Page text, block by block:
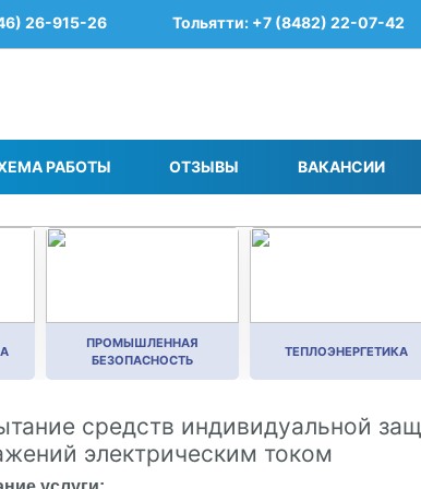
26-915-26 Тольятти: +7 (8482) 22-07-42
РАБОТЫ ОТЗЫВЫ ВАКАНСИИ
ПРОМЫШЛЕННАЯ
БЕЗОПАСНОСТЬ
ТЕПЛОЭНЕРГЕТИКА
средств индивидуальной
электрическим током